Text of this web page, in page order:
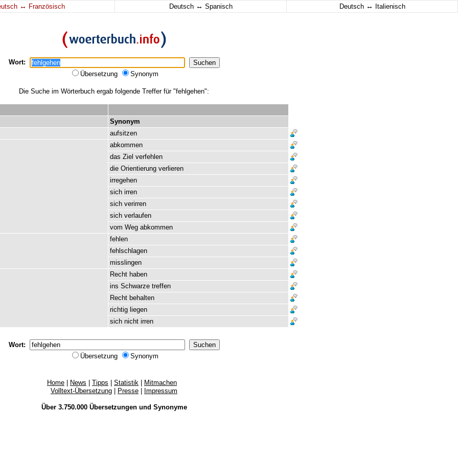
↔ Französisch Deutsch ↔ Spanisch Deutsch ↔ Italienisch
Wort:
Übersetzung
Synonym
Die Suche im Wörterbuch ergab folgende Treffer für "fehlgehen":
Synonym
aufsitzen
abkommen
das Ziel verfehlen
die Orientierung verlieren
irregehen
sich irren
sich verirren
sich verlaufen
vom Weg abkommen
fehlen
fehlschlagen
misslingen
Recht haben
ins Schwarze treffen
Recht behalten
richtig liegen
sich nicht irren
Wort:
Übersetzung
Synonym
Home News Tipps Statistik
Mitmachen
Volltext-Übersetzung
Presse Impressum
Über 3.750.000 Übersetzungenund Synonyme